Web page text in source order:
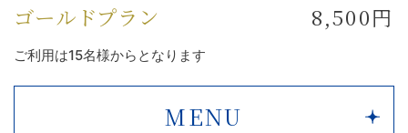
ゴールドプラン 8,500円
ご利用は15名様からとなります
MENU